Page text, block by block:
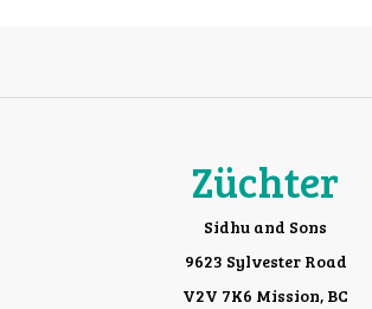
Züchter
Sidhu and Sons
9623 Sylvester Road
V2V 7K6 Mission, BC